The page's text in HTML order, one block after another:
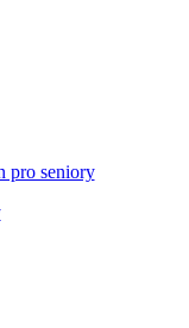
pro seniory